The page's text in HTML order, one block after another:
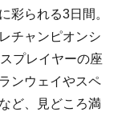
彩られる3日間。
チャンピオンシ
プレイヤーの座
ンウェイやスペ
ど、見どころ満